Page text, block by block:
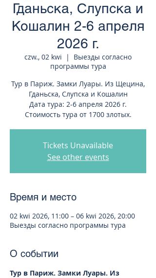
Гданьска, Слупска и
Кошалин 2-6 апреля
2026 г.
czw., 02 kwi
  |
Выезды согласно
программы тура
Тур в Париж. Замки Луары. Из Щецина,
Гданьска, Слупска и Кошалин
Дата тура: 2-6 апреля 2026 г.
Стоимость тура от 1700 злотых.
Tickets Unavailable
See other events
Время и место
02 kwi 2026, 11:00 – 06 kwi 2026, 20:00
Выезды согласно программы тура
О событии
Тур в Париж. Замки Луары. Из